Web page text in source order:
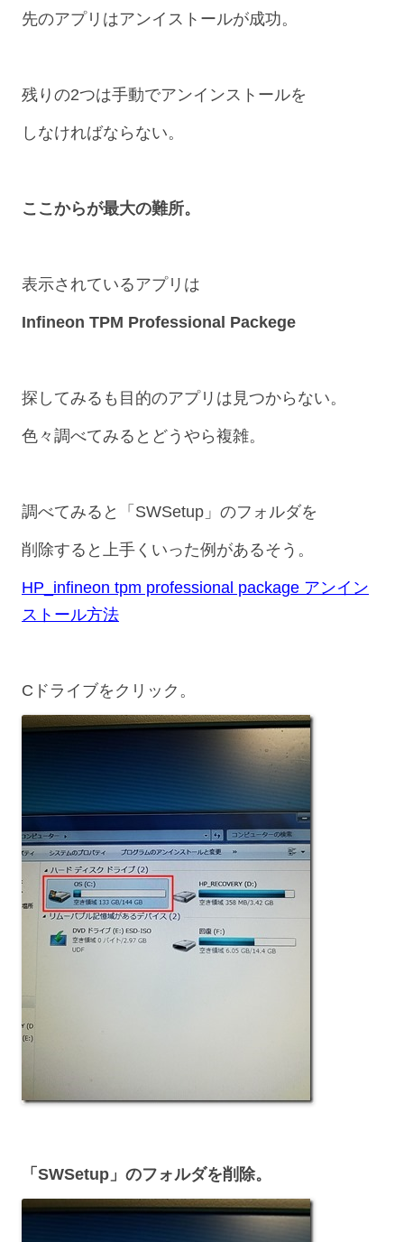
先のアプリはアンイストールが成功。
残りの2つは手動でアンインストールを
しなければならない。
ここからが最大の難所。
表示されているアプリは
Infineon TPM Professional Packege
探してみるも目的のアプリは見つからない。
色々調べてみるとどうやら複雑。
調べてみると「SWSetup」のフォルダを
削除すると上手くいった例があるそう。
HP_infineon tpm professional package アンイン
ストール方法
Cドライブをクリック。
「SWSetup」のフォルダを削除。